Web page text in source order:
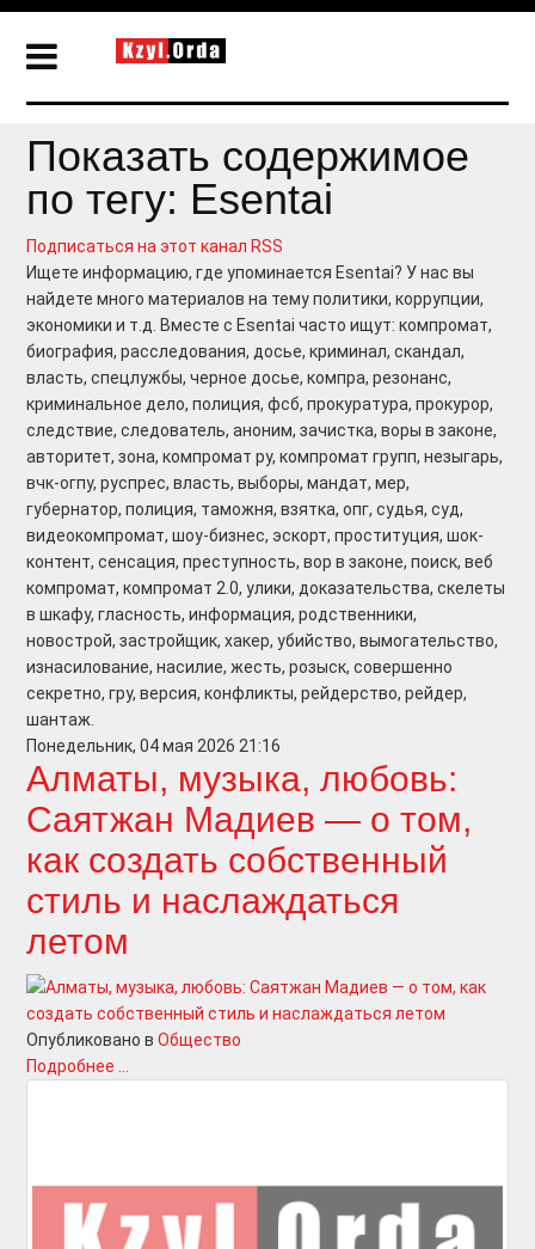
Показать содержимое
по тегу: Esentai
Подписаться на этот канал RSS
Ищете информацию, где упоминается Esentai? У нас вы
найдете много материалов на тему политики, коррупции,
экономики и т.д. Вместе с Esentai часто ищут: компромат,
биография, расследования, досье, криминал, скандал,
власть, спецлужбы, черное досье, компра, резонанс,
криминальное дело, полиция, фсб, прокуратура, прокурор,
следствие, следователь, аноним, зачистка, воры в законе,
авторитет, зона, компромат ру, компромат групп, незыгарь,
вчк-огпу, руспрес, власть, выборы, мандат, мер,
губернатор, полиция, таможня, взятка, опг, судья, суд,
видеокомпромат, шоу-бизнес, эскорт, проституция, шок-
контент, сенсация, преступность, вор в законе, поиск, веб
компромат, компромат 2.0, улики, доказательства, скелеты
в шкафу, гласность, информация, родственники,
новострой, застройщик, хакер, убийство, вымогательство,
изнасилование, насилие, жесть, розыск, совершенно
секретно, гру, версия, конфликты, рейдерство, рейдер,
шантаж.
Понедельник, 04 мая 2026 21:16
Алматы, музыка, любовь:
Саятжан Мадиев — о том,
как создать собственный
стиль и наслаждаться
летом
Опубликовано в Общество
Подробнее ...